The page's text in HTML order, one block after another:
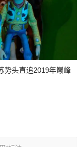
势头直追2019年巅峰